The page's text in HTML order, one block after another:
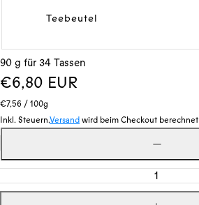
Teebeutel
90 g für 34 Tassen
Regulärer
Preis
€6,80 EUR
Stückpreis
€7,56/pro
100g
Inkl. Steuern.Versandwird beim Checkout berechnet
Menge
Menge